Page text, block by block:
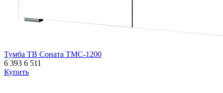
Тумба ТВ Соната ТМС-1200
6 393 6 511
Купить